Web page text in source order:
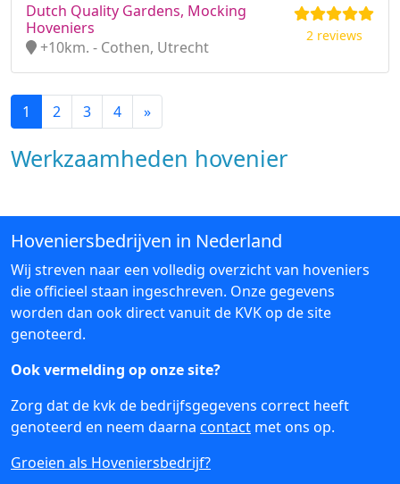
Dutch Quality Gardens, Mocking
Hoveniers
+10km. - Cothen, Utrecht
2 reviews
1 2 3 4 »
Werkzaamheden hovenier
Hoveniersbedrijven in Nederland
Wij streven naar een volledig overzicht van hoveniers
die officieel staan ingeschreven. Onze gegevens
worden dan ook direct vanuit de KVK op de site
genoteerd.
Ook vermelding op onze site?
Zorg dat de kvk de bedrijfsgegevens correct heeft
genoteerd en neem daarna contact met ons op.
Groeien als Hoveniersbedrijf?